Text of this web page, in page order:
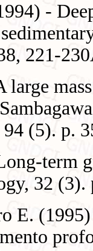
-
221-
(5). p.
term
32 (3).
E.